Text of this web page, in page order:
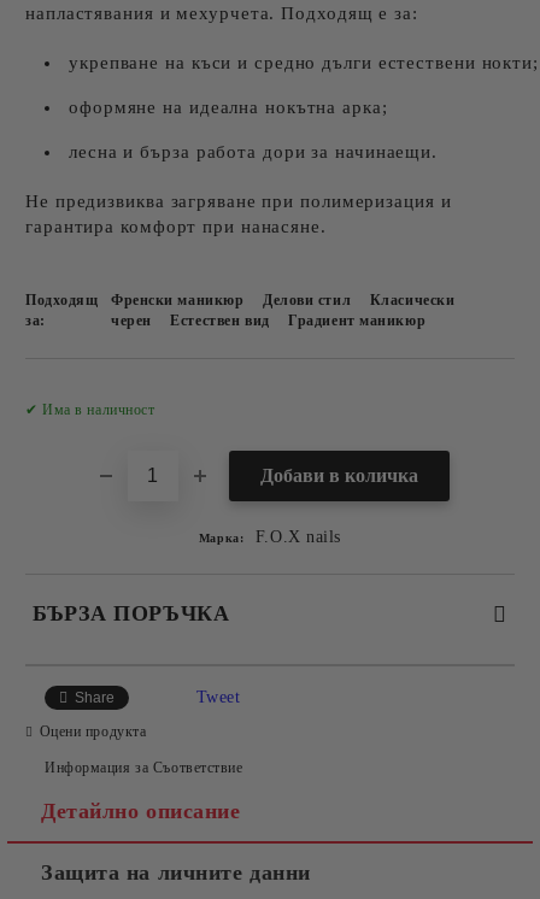
напластявания и мехурчета. Подходящ е за:
укрепване на къси и средно дълги естествени нокти;
оформяне на идеална нокътна арка;
лесна и бърза работа дори за начинаещи.
Не предизвиква загряване при полимеризация и
гарантира комфорт при нанасяне.
Подходящ
за:
Френски маникюр Делови стил
Класически
черен
Естествен вид Градиент маникюр
✔ Има в наличност
Марка: F.O.X nails
БЪРЗА ПОРЪЧКА
Съгласен съм с
Ние ще се свържем с вас в рамките на работния ден.
Share Tweet
Оцени продукта
Информация за Съответствие
Детайлно описание
Защита на личните данни